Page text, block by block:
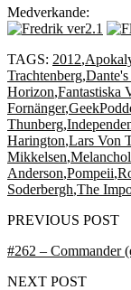
Medverkande:
TAGS: 2012,
Trachtenberg,Dante's
Horizon,Fantastiska
Fornänger,
Thunberg,
Harington,Lars Von
Mikkelsen,
Anderson,Pompeii,
Soderbergh,The
PREVIOUS POST
#262 – Commander
NEXT POST